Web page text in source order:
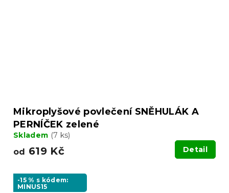
Mikroplyšové povlečení SNĚHULÁK A
PERNÍČEK zelené
Skladem (7 ks)
od 619 Kč Detail
-15 % s kódem:
MINUS15